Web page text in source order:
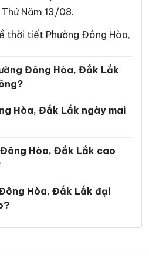
Xã Ea Ly
Xã Ea Păl
Xã Ea Riêng
Xã Ea Súp
Xã Ea Tul
Xã Hòa Sơn
Xã Krông Ana
Năm 13/08.
thời tiết Phường Đông Hòa,
Đông Hòa, Đắk Lắk
Hòa, Đắk Lắk ngày mai
Hòa, Đắk Lắk cao
Hòa, Đắk Lắk đại